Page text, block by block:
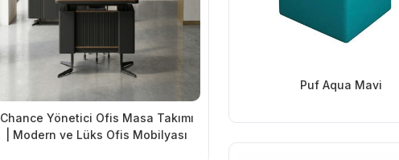
Chance Yönetici Ofis Masa Takımı
| Modern ve Lüks Ofis Mobilyası
Puf Aqua Mavi